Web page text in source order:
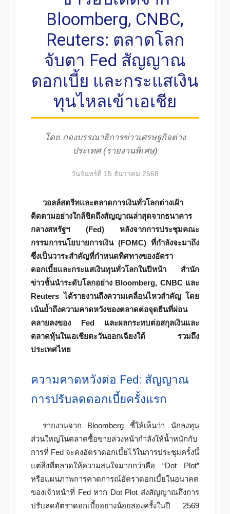
Bloomberg, CNBC,
Reuters: ตลาดโลก
จับตา Fed สัญญาณ
ดอกเบี้ย และกระแสเงิน
ทุนไหลเข้าเอเชีย
โดย กองบรรณาธิการข่าวเศรษฐกิจต่าง
ประเทศ (รายงานพิเศษ)
วันจันทร์ที่ 15 ธันวาคม 2568
วอลล์สตรีทและตลาดการเงินทั่วโลกต่างเฝ้า
ติดตามอย่างใกล้ชิดถึงสัญญาณล่าสุดจากธนาคาร
กลางสหรัฐฯ (Fed) หลังจากการประชุมคณะ
กรรมการนโยบายการเงิน (FOMC) ที่กำลังจะมาถึง
ซึ่งเป็นวาระสำคัญที่กำหนดทิศทางของอัตรา
ดอกเบี้ยและกระแสเงินทุนทั่วโลกในปีหน้า สำนัก
ข่าวชั้นนำระดับโลกอย่าง Bloomberg, CNBC และ
Reuters ได้รายงานถึงความเคลื่อนไหวสำคัญ โดย
เน้นย้ำถึงความคาดหวังของตลาดต่อจุดยืนที่ผ่อน
คลายลงของ Fed และผลกระทบต่อสกุลเงินและ
ตลาดหุ้นในเอเชียตะวันออกเฉียงใต้ รวมถึง
ประเทศไทย
ความคาดหวังต่อ Fed: สัญญาณ
การปรับลดดอกเบี้ยครั้งแรก
รายงานจาก Bloomberg ชี้ให้เห็นว่า นักลงทุน
ส่วนใหญ่ในตลาดซื้อขายล่วงหน้ากำลังให้น้ำหนักกับ
การที่ Fed จะคงอัตราดอกเบี้ยไว้ในการประชุมครั้งนี้
แต่สิ่งที่ตลาดให้ความสนใจมากกว่าคือ “Dot Plot”
หรือแผนภาพการคาดการณ์อัตราดอกเบี้ยในอนาคต
ของเจ้าหน้าที่ Fed หาก Dot Plot ส่งสัญญาณถึงการ
ปรับลดอัตราดอกเบี้ยอย่างน้อยสองครั้งในปี 2569